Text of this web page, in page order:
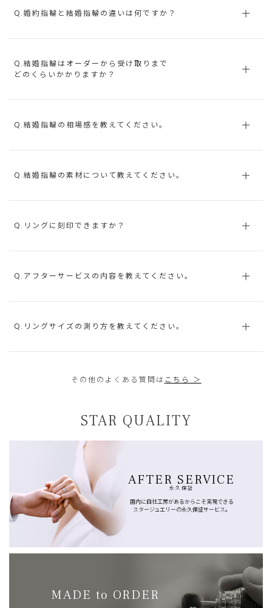
Q.婚約指輪と結婚指輪の違いは何ですか？
Q.結婚指輪はオーダーから受け取りまで
どのくらいかかりますか？
Q.結婚指輪の相場感を教えてください。
Q.結婚指輪の素材について教えてください。
Q.リングに刻印できますか？
Q.アフターサービスの内容を教えてください。
Q.リングサイズの測り方を教えてください。
その他のよくある質問は こちら ＞
STAR QUALITY
AFTER SERVICE
永久保証
国内に自社工房があるからこそ実現できる
スタージュエリーの永久保証サービス。
MADE to ORDER